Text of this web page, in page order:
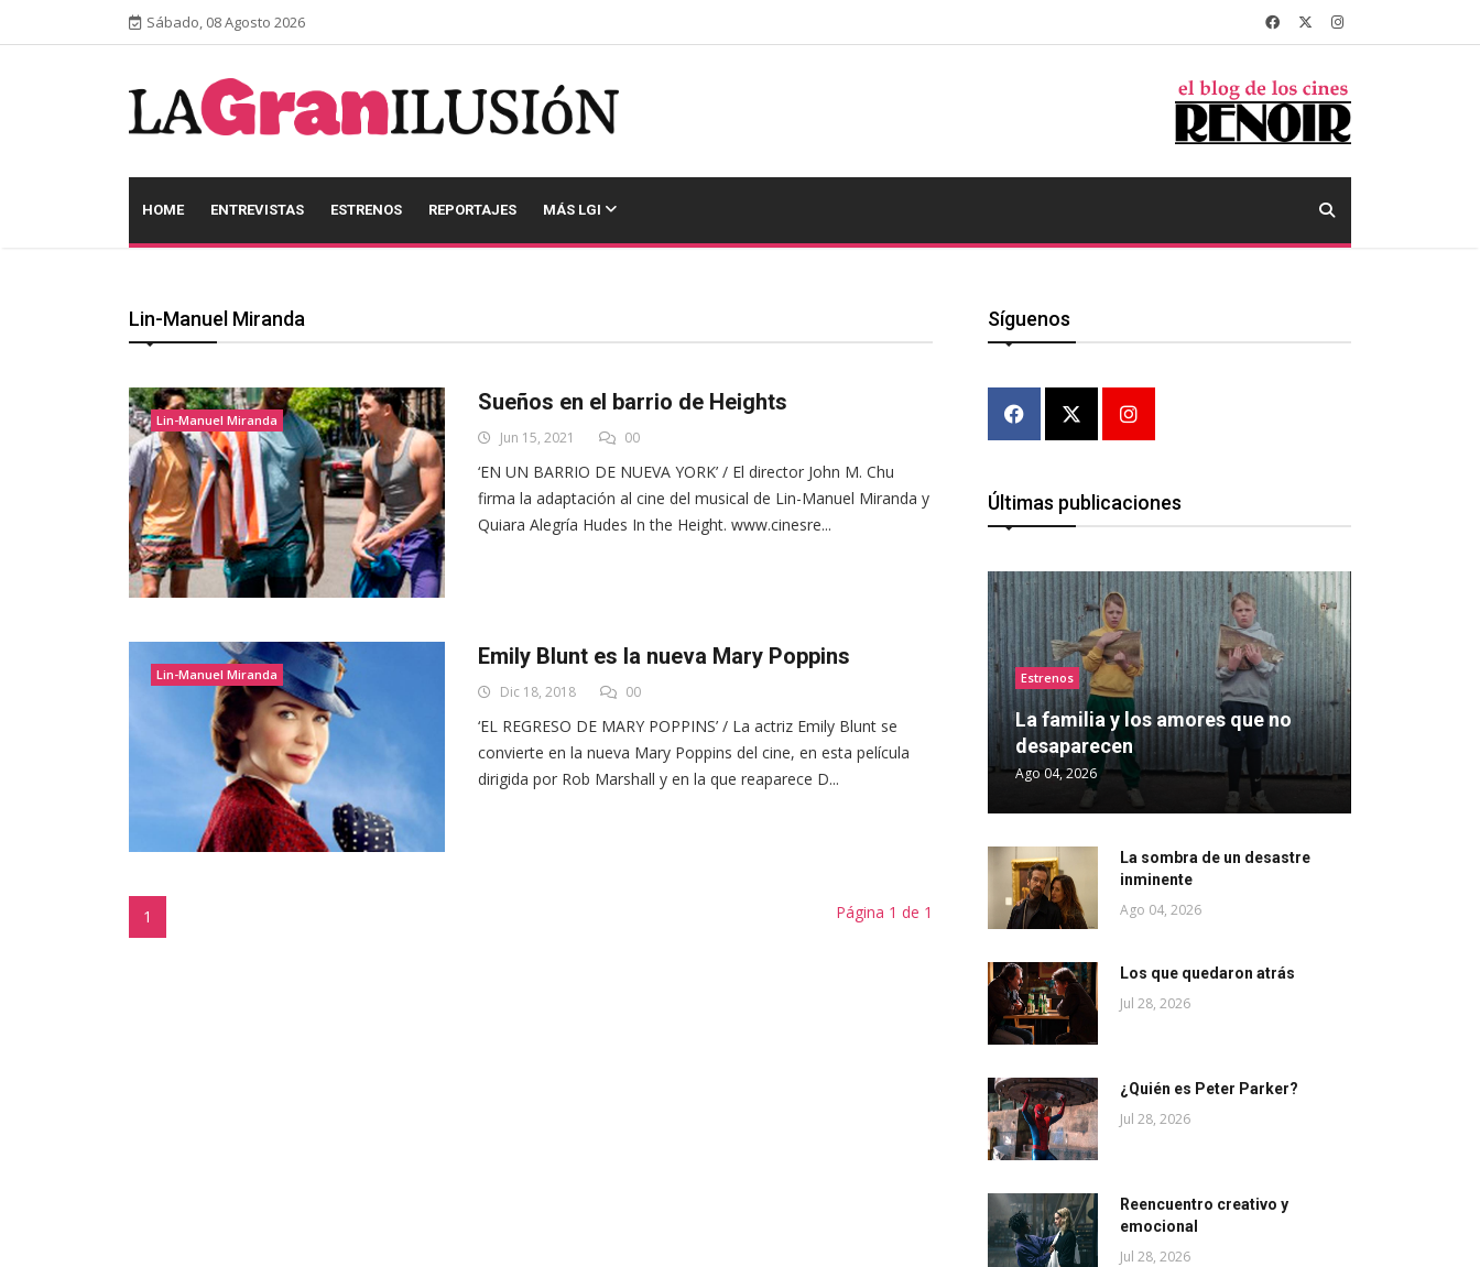
Sábado, 08 Agosto 2026
HOME ENTREVISTAS ESTRENOS REPORTAJES MÁS LGI
Lin-Manuel Miranda
Lin-Manuel Miranda
Sueños en el barrio de Heights
Jun 15, 2021 00
‘EN UN BARRIO DE NUEVA YORK’ / El director John M. Chu
firma la adaptación al cine del musical de Lin-Manuel Miranda y
Quiara Alegría Hudes In the Height. www.cinesre...
Lin-Manuel Miranda
Emily Blunt es la nueva Mary Poppins
Dic 18, 2018 00
‘EL REGRESO DE MARY POPPINS’ / La actriz Emily Blunt se
convierte en la nueva Mary Poppins del cine, en esta película
dirigida por Rob Marshall y en la que reaparece D...
1 Página 1 de 1
Síguenos
Últimas publicaciones
Estrenos
La familia y los amores que no
desaparecen
Ago 04, 2026
La sombra de un desastre
inminente
Ago 04, 2026
Los que quedaron atrás
Jul 28, 2026
¿Quién es Peter Parker?
Jul 28, 2026
Reencuentro creativo y
emocional
Jul 28, 2026